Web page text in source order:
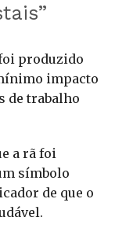
produzido
impacto
de trabalho
a rã foi
símbolo
de que o